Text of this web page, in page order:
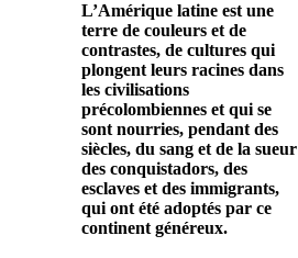
L’Amérique latine est une
terre de couleurs et de
contrastes, de cultures qui
plongent leurs racines dans
les civilisations
précolombiennes et qui se
sont nourries, pendant des
siècles, du sang et de la sueur
des conquistadors, des
esclaves et des immigrants,
qui ont été adoptés par ce
continent généreux.